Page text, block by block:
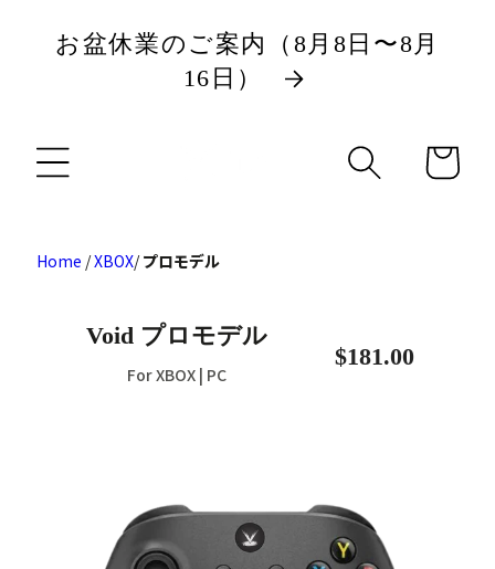
に
お盆休業のご案内（8月8日〜8月
16日）
ー
Home /XBOX/プロモデル
Void プロモデル
For XBOX | PC
$181.00